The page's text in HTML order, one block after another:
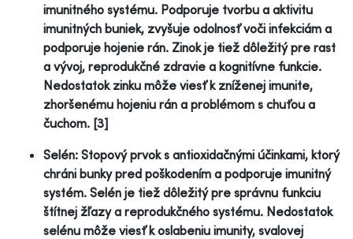
imunitného systému. Podporuje tvorbu a aktivitu
imunitných buniek, zvyšuje odolnosť voči infekciám a
podporuje hojenie rán. Zinok je tiež dôležitý pre rast
a vývoj, reprodukčné zdravie a kognitívne funkcie.
Nedostatok zinku môže viesť k zníženej imunite,
zhoršenému hojeniu rán a problémom s chuťou a
čuchom. [3]
Selén: Stopový prvok s antioxidačnými účinkami, ktorý
chráni bunky pred poškodením a podporuje imunitný
systém. Selén je tiež dôležitý pre správnu funkciu
štítnej žľazy a reprodukčného systému. Nedostatok
selénu môže viesť k oslabeniu imunity, svalovej